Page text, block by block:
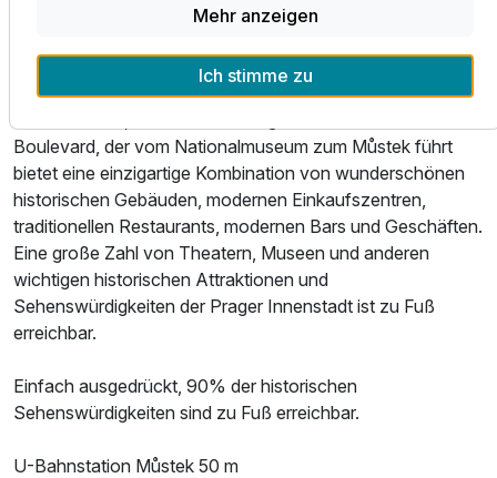
Ausstattung
HOTEL AMBASSADOR – ZLATA HUSA BEFINDET SICH
WENZELS PLATZ.
Wenzels Platz ist das Prager Geschäfts- und
Boulevard, der vom Nationalmuseum zum Můstek führt
bietet eine einzigartige Kombination von wunderschönen
historischen Gebäuden, modernen Einkaufszentren,
traditionellen Restaurants, modernen Bars und Geschäften.
Eine große Zahl von Theatern, Museen und anderen
wichtigen historischen Attraktionen und
Sehenswürdigkeiten der Prager Innenstadt ist zu Fuß
erreichbar.
Einfach ausgedrückt, 90% der historischen
Sehenswürdigkeiten sind zu Fuß erreichbar.
U-Bahnstation Můstek 50 m
Mehr anzeigen
Ich stimme zu